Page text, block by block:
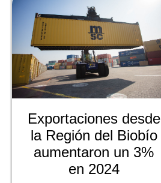
Exportaciones desde
la Región del Biobío
aumentaron un 3%
en 2024